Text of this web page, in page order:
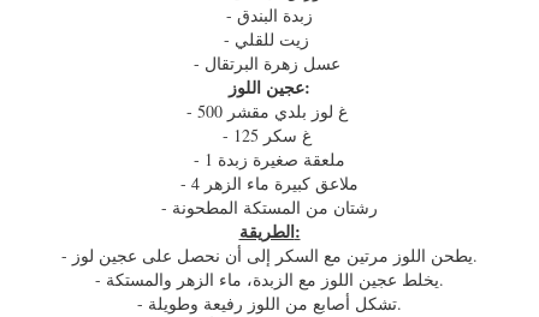
- زبدة البندق
عجين اللوز:
- 1 ملعقة صغيرة زبدة
- 4 ملاعق كبيرة ماء الزهر
- رشتان من المستكة المطحونة
الطريقة:
- يطحن اللوز مرتين مع السكر إلى أن نحصل على عجين لوز.
- يخلط عجين اللوز مع الزبدة، ماء الزهر والمستكة.
- تشكل أصابع من اللوز رفيعة وطويلة.